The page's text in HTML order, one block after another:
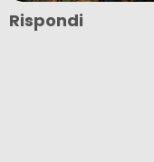
Rispondi